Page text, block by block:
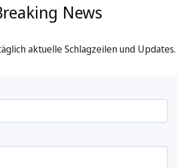
News
aktuelle Schlagzeilen und Updates.